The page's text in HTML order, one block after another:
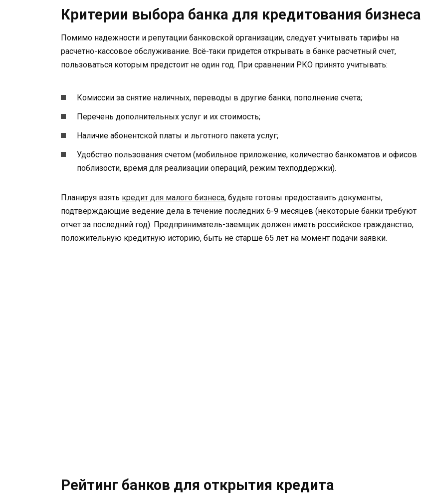
Критерии выбора банка для кредитования бизнеса
Помимо надежности и репутации банковской организации, следует учитывать тарифы на
расчетно-кассовое обслуживание. Всё-таки придется открывать в банке расчетный счет,
пользоваться которым предстоит не один год. При сравнении РКО принято учитывать:
Комиссии за снятие наличных, переводы в другие банки, пополнение счета;
Перечень дополнительных услуг и их стоимость;
Наличие абонентской платы и льготного пакета услуг;
Удобство пользования счетом (мобильное приложение, количество банкоматов и офисов
поблизости, время для реализации операций, режим техподдержки).
Планируя взять кредит для малого бизнеса, будьте готовы предоставить документы,
подтверждающие ведение дела в течение последних 6-9 месяцев (некоторые банки требуют
отчет за последний год). Предприниматель-заемщик должен иметь российское гражданство,
положительную кредитную историю, быть не старше 65 лет на момент подачи заявки.
Рейтинг банков для открытия кредита